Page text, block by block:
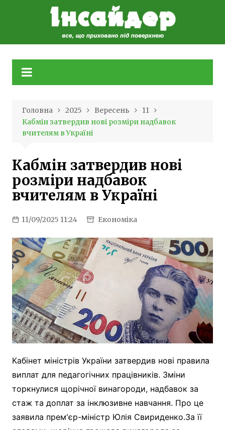
Головна 2025 Вересень
11
Кабмін затвердив нові розміри надбавок
вчителям в Україні
Кабмін затвердив нові
розміри надбавок
вчителям в Україні
11/09/2025 11:24 Економіка
Кабінет міністрів України затвердив нові правила
виплат для педагогічних працівників. Зміни
торкнулися щорічної винагороди, надбавок за
стаж та доплат за інклюзивне навчання. Про це
заявила прем'єр-міністр Юлія Свириденко.За її